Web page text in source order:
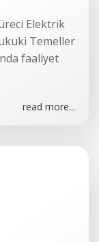
Elektrik
Temeller
faaliyet
read more...